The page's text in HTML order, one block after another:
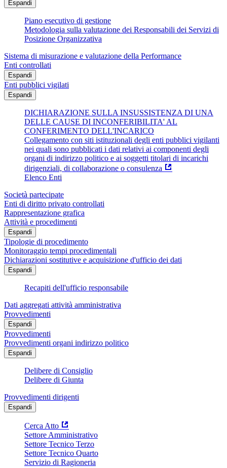
Espandi
Piano esecutivo di gestione
Metodologia sulla valutazione dei Responsabili dei Servizi di
Posizione Organizzativa
Sistema di misurazione e valutazione della Performance
Enti controllati
Espandi
Enti pubblici vigilati
Espandi
DICHIARAZIONE SULLA INSUSSISTENZA DI UNA
DELLE CAUSE DI INCONFERIBILITA' AL
CONFERIMENTO DELL'INCARICO
Collegamento con siti istituzionali degli enti pubblici vigilanti
nei quali sono pubblicati i dati relativi ai componenti degli
organi di indirizzo politico e ai soggetti titolari di incarichi
dirigenziali, di collaborazione o consulenza
Elenco Enti
Società partecipate
Enti di diritto privato controllati
Rappresentazione grafica
Attività e procedimenti
Espandi
Tipologie di procedimento
Monitoraggio tempi procedimentali
Dichiarazioni sostitutive e acquisizione d'ufficio dei dati
Espandi
Recapiti dell'ufficio responsabile
Dati aggregati attività amministrativa
Provvedimenti
Espandi
Provvedimenti
Provvedimenti organi indirizzo politico
Espandi
Delibere di Consiglio
Delibere di Giunta
Provvedimenti dirigenti
Espandi
Cerca Atto
Settore Amministrativo
Settore Tecnico Terzo
Settore Tecnico Quarto
Servizio di Ragioneria